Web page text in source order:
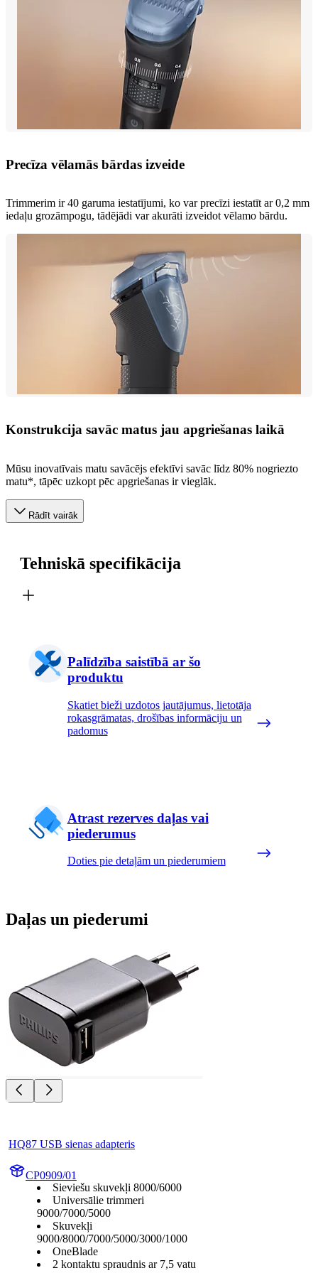
Precīza vēlamās bārdas izveide
Trimmerim ir 40 garuma iestatījumi, ko var precīzi iestatīt ar 0,2 mm
iedaļu grozāmpogu, tādējādi var akurāti izveidot vēlamo bārdu.
Konstrukcija savāc matus jau apgriešanas laikā
Mūsu inovatīvais matu savācējs efektīvi savāc līdz 80% nogriezto
matu*, tāpēc uzkopt pēc apgriešanas ir vieglāk.
Rādīt vairāk
Tehniskā specifikācija
Palīdzība saistībā ar šo
produktu
Skatiet bieži uzdotos jautājumus, lietotāja
rokasgrāmatas, drošības informāciju un
padomus
Atrast rezerves daļas vai
piederumus
Doties pie detaļām un piederumiem
Daļas un piederumi
HQ87 USB sienas adapteris
CP0909/01
Sieviešu skuvekļi 8000/6000
Universālie trimmeri
9000/7000/5000
Skuvekļi
9000/8000/7000/5000/3000/1000
OneBlade
2 kontaktu spraudnis ar 7,5 vatu